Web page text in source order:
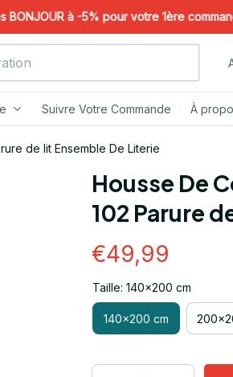
à -5% pour votre 1ère commande !
Suivre Votre Commande À
de lit Ensemble De Literie
Housse De
102 Parure
€49,99
Taille: 140x200 cm
140x200 cm